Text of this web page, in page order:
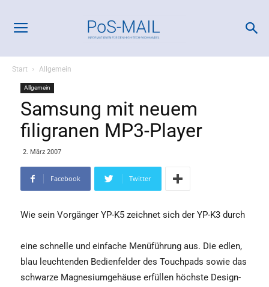
Start Allgemein
Allgemein
Samsung mit neuem
filigranen MP3-Player
2. März 2007
Facebook Twitter
Wie sein Vorgänger YP-K5 zeichnet sich der YP-K3 durch
eine schnelle und einfache Menüführung aus. Die edlen,
blau leuchtenden Bedienfelder des Touchpads sowie das
schwarze Magnesiumgehäuse erfüllen höchste Design-